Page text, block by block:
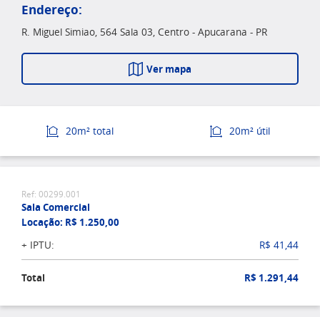
Endereço:
R. Miguel Simiao, 564 Sala 03, Centro - Apucarana - PR
Ver mapa
20m² total 20m² útil
Ref: 00299.001
Sala Comercial
Locação: R$ 1.250,00
+ IPTU: R$ 41,44
Total R$ 1.291,44